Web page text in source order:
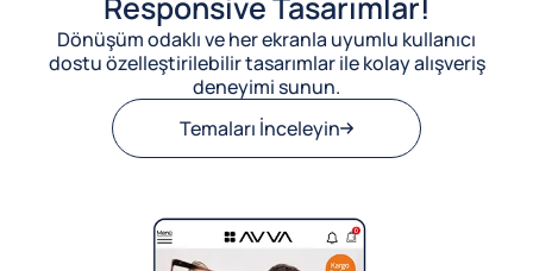
Dönüşüm odaklı ve her ekranla uyumlu kullanıcı
dostu özelleştirilebilir tasarımlar ile kolay alışveriş
deneyimi sunun.
Temaları İnceleyin